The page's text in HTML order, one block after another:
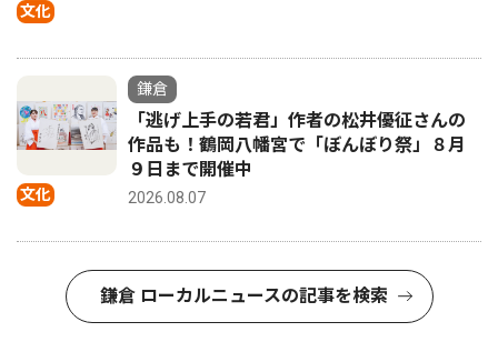
文化
文化
鎌倉
「逃げ上手の若君」作者の松井優征さんの
作品も！鶴岡八幡宮で「ぼんぼり祭」８月
９日まで開催中
2026.08.07
鎌倉 ローカルニュースの記事を検索